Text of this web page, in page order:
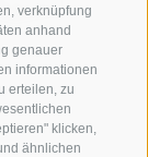
verknüpfung
anhand
genauer
informationen
erteilen, zu
klicken,
ähnlichen